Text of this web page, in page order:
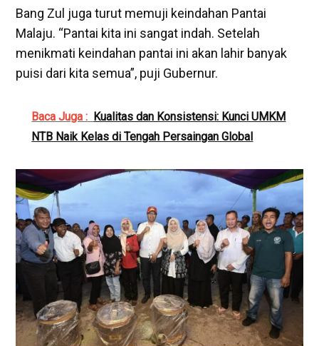
Bang Zul juga turut memuji keindahan Pantai
Malaju. “Pantai kita ini sangat indah. Setelah
menikmati keindahan pantai ini akan lahir banyak
puisi dari kita semua”, puji Gubernur.
Baca Juga : Kualitas dan Konsistensi: Kunci UMKM
NTB Naik Kelas di Tengah Persaingan Global